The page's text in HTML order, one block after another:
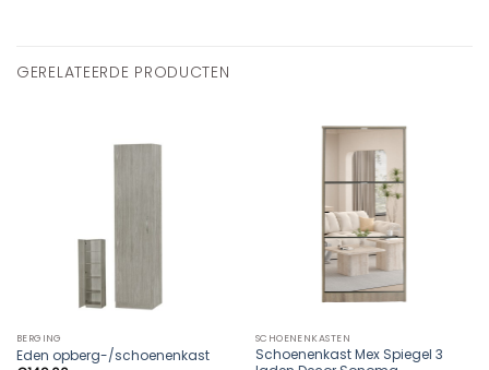
GERELATEERDE PRODUCTEN
BERGING
Eden opberg-/schoenenkast
SCHOENENKASTEN
Schoenenkast Mex Spiegel 3